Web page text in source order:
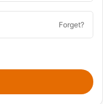
Forget?